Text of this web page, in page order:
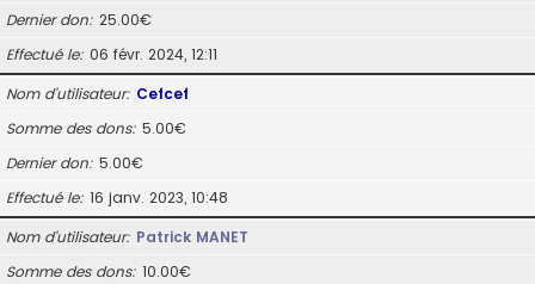
Dernier don 25.00€
Effectué le 06 févr. 2024, 12:11
Nom d’utilisateur Cefcef
Somme des dons 5.00€
Dernier don 5.00€
Effectué le 16 janv. 2023, 10:48
Nom d’utilisateur Patrick MANET
Somme des dons 10.00€